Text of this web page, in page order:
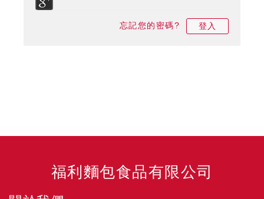
忘記您的密碼? 登入
福利麵包食品有限公司